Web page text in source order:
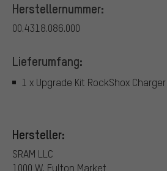
Herstellernummer:
00.4318.086.000
Lieferumfang:
1 x Upgrade Kit RockShox
Hersteller:
SRAM LLC
1000 W. Fulton Market